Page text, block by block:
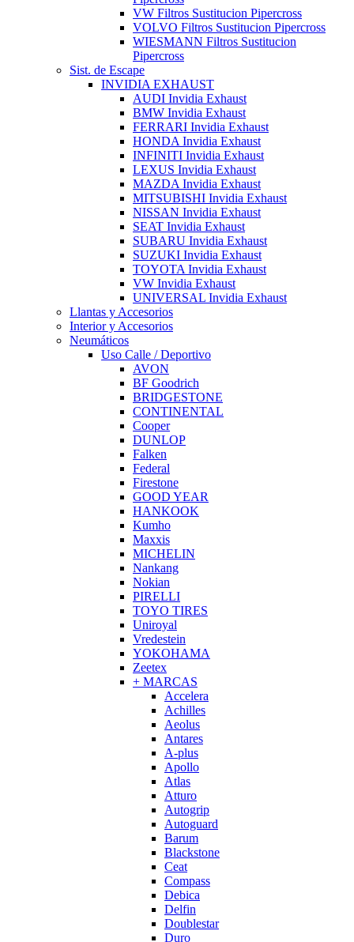
VW Filtros Sustitucion Pipercross
VOLVO Filtros Sustitucion Pipercross
WIESMANN Filtros Sustitucion
Pipercross
Sist. de Escape
INVIDIA EXHAUST
AUDI Invidia Exhaust
BMW Invidia Exhaust
FERRARI Invidia Exhaust
HONDA Invidia Exhaust
INFINITI Invidia Exhaust
LEXUS Invidia Exhaust
MAZDA Invidia Exhaust
MITSUBISHI Invidia Exhaust
NISSAN Invidia Exhaust
SEAT Invidia Exhaust
SUBARU Invidia Exhaust
SUZUKI Invidia Exhaust
TOYOTA Invidia Exhaust
VW Invidia Exhaust
UNIVERSAL Invidia Exhaust
Llantas y Accesorios
Interior y Accesorios
Neumáticos
Uso Calle / Deportivo
AVON
BF Goodrich
BRIDGESTONE
CONTINENTAL
Cooper
DUNLOP
Falken
Federal
Firestone
GOOD YEAR
HANKOOK
Kumho
Maxxis
MICHELIN
Nankang
Nokian
PIRELLI
TOYO TIRES
Uniroyal
Vredestein
YOKOHAMA
Zeetex
+ MARCAS
Accelera
Achilles
Aeolus
Antares
A-plus
Apollo
Atlas
Atturo
Autogrip
Autoguard
Barum
Blackstone
Ceat
Compass
Debica
Delfin
Doublestar
Duro